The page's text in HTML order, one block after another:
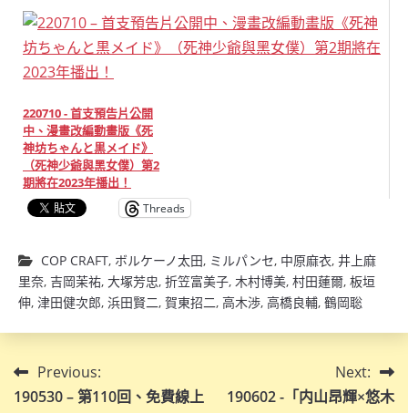
220710 - 首支預告片公開
中、漫畫改編動畫版《死
神坊ちゃんと黒メイド》
（死神少爺與黑女僕）第2
期將在2023年播出！
Threads
COP CRAFT, ボルケーノ太田, ミルパンセ, 中原麻衣, 井上麻
里奈, 吉岡茉祐, 大塚芳忠, 折笠富美子, 木村博美, 村田蓮爾, 板垣
伸, 津田健次郎, 浜田賢二, 賀東招二, 高木渉, 高橋良輔, 鶴岡聡
文 Previous:
190530 – 第110回、免費線上
Next:
190602 -「内山昂輝×悠木